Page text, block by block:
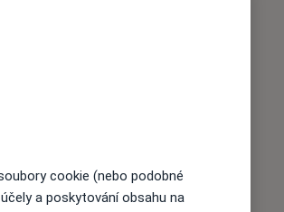
cookie (nebo podobné
a poskytování obsahu na